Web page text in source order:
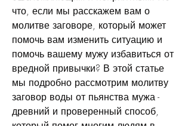
что, если мы расскажем вам о
молитве заговоре, который может
помочь вам изменить ситуацию и
помочь вашему мужу избавиться от
вредной привычки? В этой статье
мы подробно рассмотрим молитву
заговор воды от пьянства мужа -
древний и проверенный способ,